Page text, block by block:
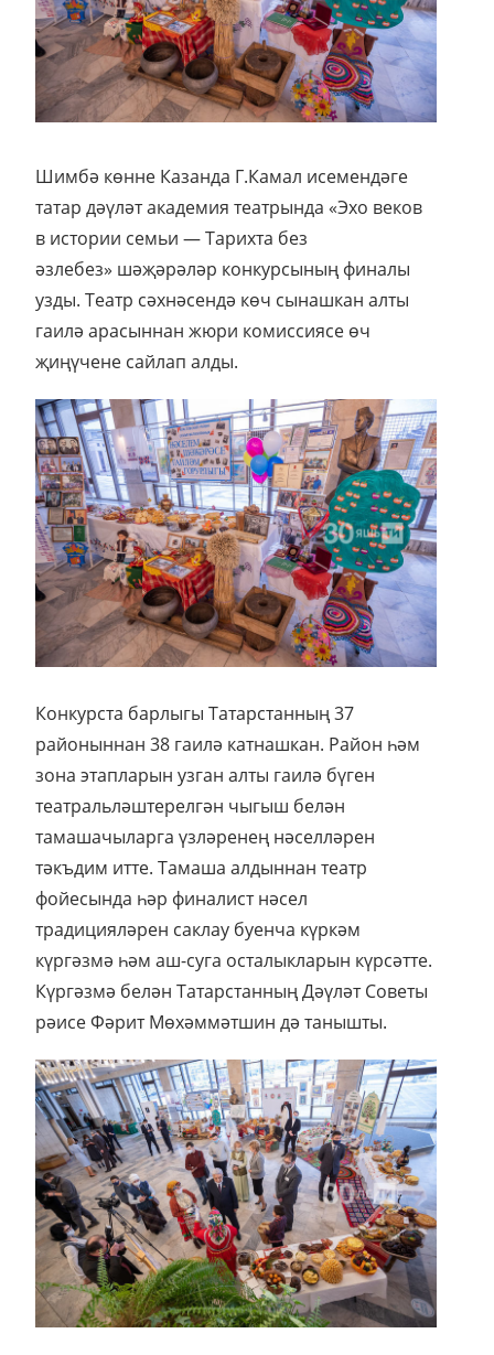
Шимбә көнне Казанда Г.Камал исемендәге
татар дәүләт академия театрында «Эхо веков
в истории семьи — Тарихта без
әзлебез» шәҗәрәләр конкурсының финалы
узды. Театр сәхнәсендә көч сынашкан алты
гаилә арасыннан жюри комиссиясе өч
җиңүчене сайлап алды.
Конкурста барлыгы Татарстанның 37
районыннан 38 гаилә катнашкан. Район һәм
зона этапларын узган алты гаилә бүген
театральләштерелгән чыгыш белән
тамашачыларга үзләренең нәселләрен
тәкъдим итте. Тамаша алдыннан театр
фойесында һәр финалист нәсел
традицияләрен саклау буенча күркәм
күргәзмә һәм аш-суга осталыкларын күрсәтте.
Күргәзмә белән Татарстанның Дәүләт Советы
рәисе Фәрит Мөхәммәтшин дә танышты.